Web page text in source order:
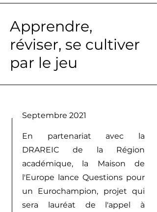
Apprendre,
réviser, se cultiver
par le jeu
Septembre 2021
En partenariat avec la
DRAREIC de la Région
académique, la Maison de
l'Europe lance Questions pour
un Eurochampion, projet qui
sera lauréat de l'appel à